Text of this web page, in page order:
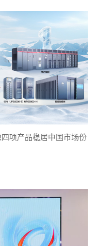
项产品稳居中国市场份